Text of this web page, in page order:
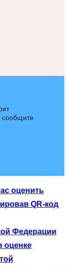
сообщите
оценить
QR-код
Федерации
оценке